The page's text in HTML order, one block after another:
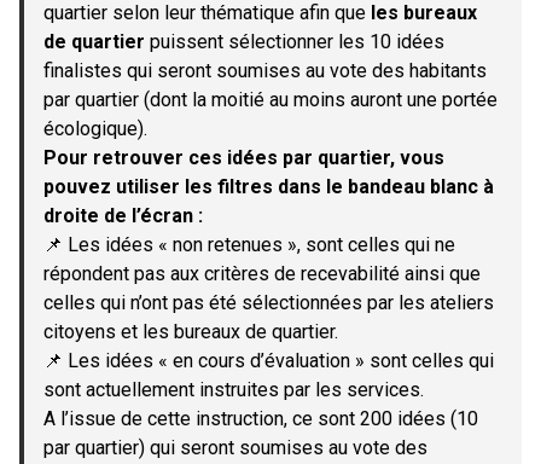
quartier selon leur thématique afin que les bureaux
de quartier puissent sélectionner les 10 idées
finalistes qui seront soumises au vote des habitants
par quartier (dont la moitié au moins auront une portée
écologique).
Pour retrouver ces idées par quartier, vous
pouvez utiliser les filtres dans le bandeau blanc à
droite de l’écran :
📌 Les idées « non retenues », sont celles qui ne
répondent pas aux critères de recevabilité ainsi que
celles qui n’ont pas été sélectionnées par les ateliers
citoyens et les bureaux de quartier.
📌 Les idées « en cours d’évaluation » sont celles qui
sont actuellement instruites par les services.
A l’issue de cette instruction, ce sont 200 idées (10
par quartier) qui seront soumises au vote des